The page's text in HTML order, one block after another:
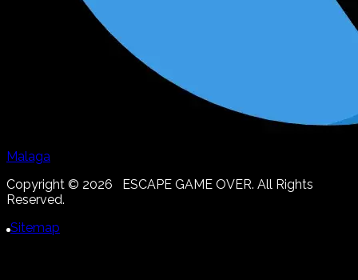
Malaga
Copyright © 2026 ESCAPE GAME OVER. All Rights
Reserved.
Sitemap